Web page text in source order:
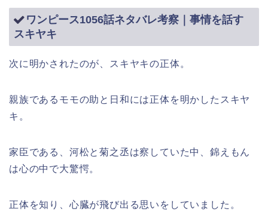
ワンピース1056話ネタバレ考察｜事情を話す
スキヤキ
次に明かされたのが、スキヤキの正体。
親族であるモモの助と日和には正体を明かしたスキヤ
キ。
家臣である、河松と菊之丞は察していた中、錦えもん
は心の中で大驚愕。
正体を知り、心臓が飛び出る思いをしていました。